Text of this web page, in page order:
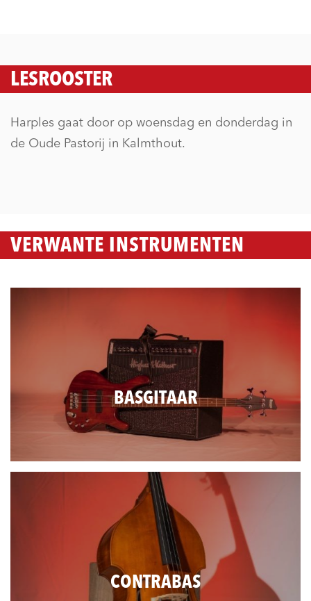
LESROOSTER
Harples gaat door op woensdag en donderdag in
de Oude Pastorij in Kalmthout.
VERWANTE INSTRUMENTEN
BASGITAAR
CONTRABAS